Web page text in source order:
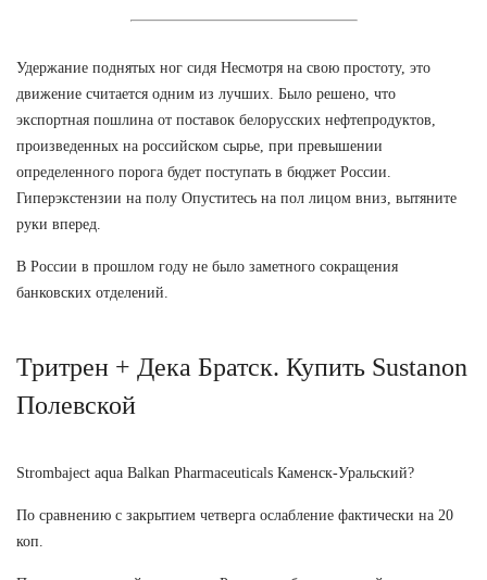
Удержание поднятых ног сидя Несмотря на свою простоту, это
движение считается одним из лучших. Было решено, что
экспортная пошлина от поставок белорусских нефтепродуктов,
произведенных на российском сырье, при превышении
определенного порога будет поступать в бюджет России.
Гиперэкстензии на полу Опуститесь на пол лицом вниз, вытяните
руки вперед.
В России в прошлом году не было заметного сокращения
банковских отделений.
Тритрен + Дека Братск. Купить Sustanon
Полевской
Strombaject aqua Balkan Pharmaceuticals Каменск-Уральский?
По сравнению с закрытием четверга ослабление фактически на 20
коп.